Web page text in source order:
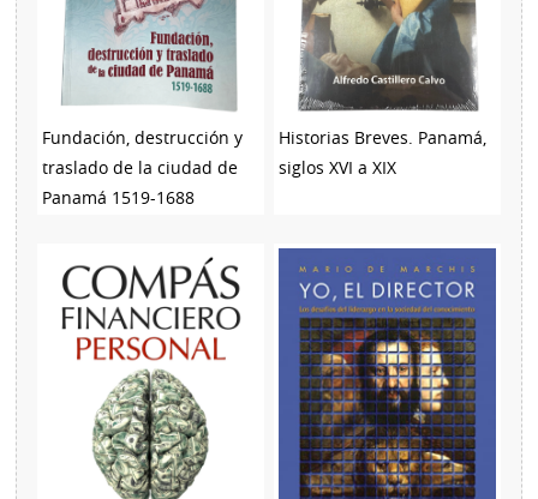
Fundación, destrucción y
traslado de la ciudad de
Panamá 1519-1688
Historias Breves. Panamá,
siglos XVI a XIX